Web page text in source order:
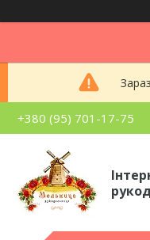
+380 (95) 701-17-75